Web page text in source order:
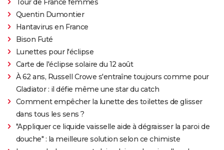
Tour de France femmes
Quentin Dumontier
Hantavirus en France
Bison Futé
Lunettes pour l'éclipse
Carte de l'éclipse solaire du 12 août
À 62 ans, Russell Crowe s'entraîne toujours comme pour
Gladiator : il défie même une star du catch
Comment empêcher la lunette des toilettes de glisser
dans tous les sens ?
"Appliquer ce liquide vaisselle aide à dégraisser la paroi de
douche" : la meilleure solution selon ce chimiste